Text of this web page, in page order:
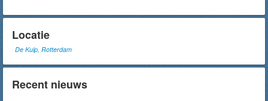
Locatie
De Kuip, Rotterdam
Recent nieuws